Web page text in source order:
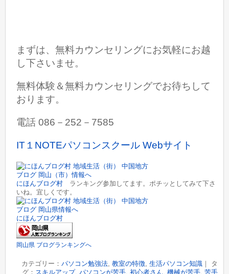
まずは、無料カウンセリングにお気軽にお越
し下さいませ。
無料体験＆無料カウンセリングでお待ちして
おります。
電話 086－252－7585
IT１NOTEパソコンスクール Webサイト
にほんブログ村 ランキング参加してます。ポチッとしてみて下さ
いね。宜しくです。
にほんブログ村
岡山県 ブログランキングへ
カテゴリー： パソコン勉強法, 教室の特徴, 生活パソコン知識｜ タ
グ： スキルアップ, パソコンが苦手, 初心者さん 機械が苦手, 苦手